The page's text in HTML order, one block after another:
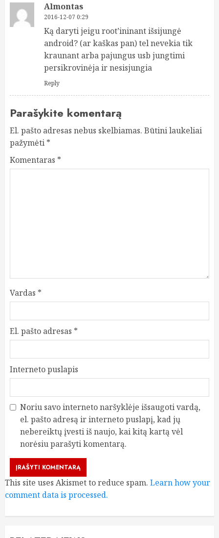
Almontas
2016-12-07 0:29
Ką daryti jeigu root’ininant išsijungė
android? (ar kaškas pan) tel nevekia tik
kraunant arba pajungus usb jungtimi
persikrovinėja ir nesisjungia
Reply
Parašykite komentarą
El. pašto adresas nebus skelbiamas. Būtini laukeliai
pažymėti *
Komentaras *
Vardas *
El. pašto adresas *
Interneto puslapis
Noriu savo interneto naršyklėje išsaugoti vardą,
el. pašto adresą ir interneto puslapį, kad jų
nebereiktų įvesti iš naujo, kai kitą kartą vėl
norėsiu parašyti komentarą.
This site uses Akismet to reduce spam. Learn how your
comment data is processed.